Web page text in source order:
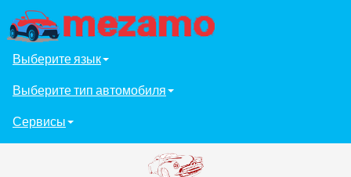
Выберите язык
Выберите тип автомобиля
Сервисы